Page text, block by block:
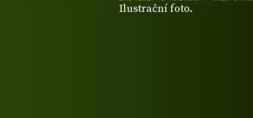
Ilustrační foto.